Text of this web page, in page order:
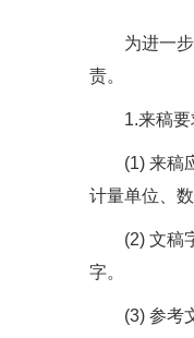
为进一
责。
1.来稿要
(1) 来稿
计量单位、
(2) 文稿
字。
(3) 参考